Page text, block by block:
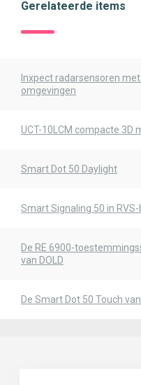
Gerelateerde items
Inxpect radarsensoren
omgevingen
UCT-10LCM compacte 3D
Smart Dot 50 Daylight
Smart Signaling 50 in
De RE 6900-
van DOLD
De Smart Dot 50 Touch